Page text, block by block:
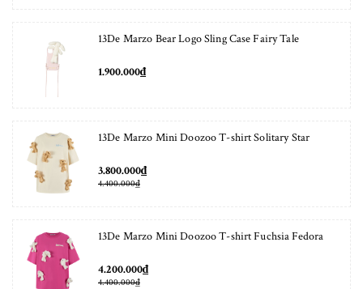
13De Marzo Bear Logo Sling Case Fairy Tale
1.900.000₫
13De Marzo Mini Doozoo T-shirt Solitary Star
3.800.000₫
4.400.000₫
13De Marzo Mini Doozoo T-shirt Fuchsia Fedora
4.200.000₫
4.400.000₫